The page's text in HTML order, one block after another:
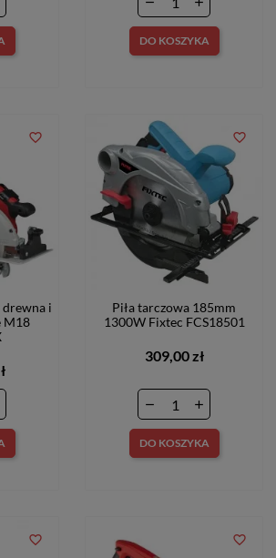
DO KOSZYKA
i
M18
favorite_border
Piła tarczowa 185mm
1300W Fixtec FCS18501
309,00 zł
DO KOSZYKA
favorite_border
favorite_border favorite_border